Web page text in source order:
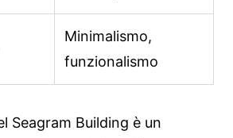
Minimalismo,
funzionalismo
Seagram Building è un